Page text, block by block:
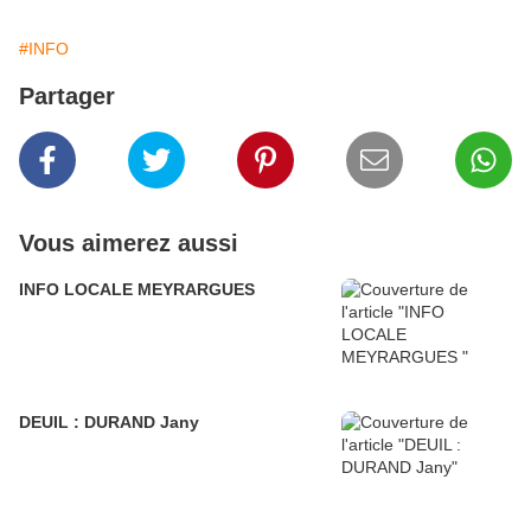
#INFO
Partager
Vous aimerez aussi
INFO LOCALE MEYRARGUES
DEUIL : DURAND Jany